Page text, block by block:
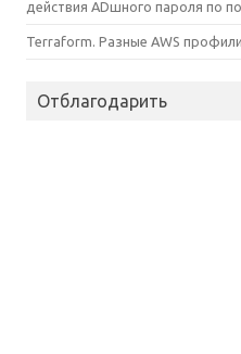
действия ADшного пароля по
Terraform. Разные AWS
Отблагодарить